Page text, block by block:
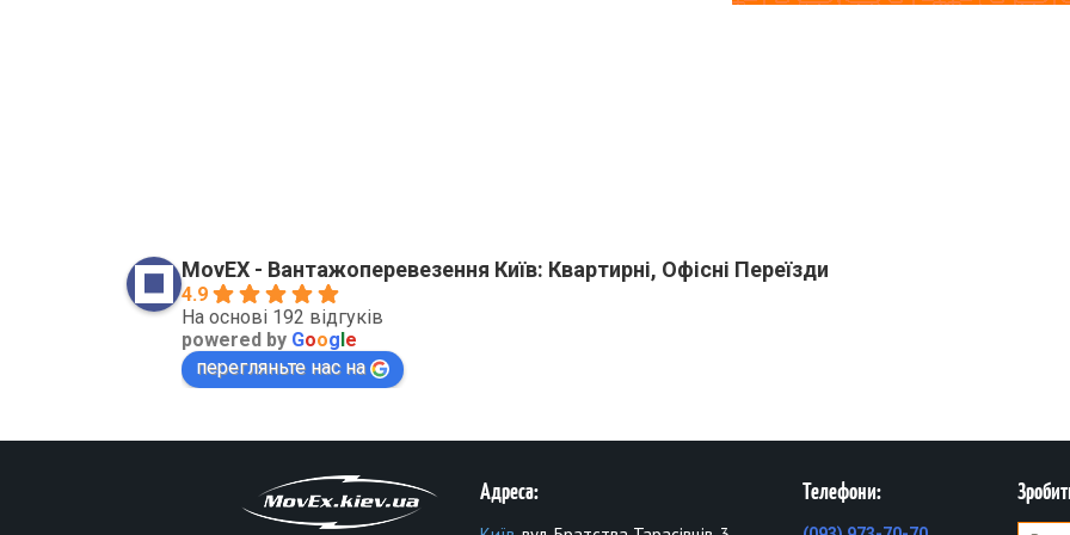
MovEX - Вантажоперевезення Київ: Квартирні, Офісні Переїзди
4.9
На основі 192 відгуків
powered by Google
перегляньте нас на
Адреса: Телефони: